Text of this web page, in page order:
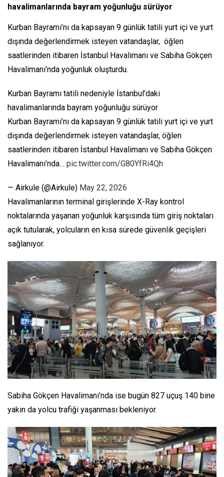
havalimanlarında bayram yoğunluğu sürüyor
Kurban Bayramı’nı da kapsayan 9 günlük tatili yurt içi ve yurt
dışında değerlendirmek isteyen vatandaşlar, öğlen
saatlerinden itibaren İstanbul Havalimanı ve Sabiha Gökçen
Havalimanı’nda yoğunluk oluşturdu.
Kurban Bayramı tatili nedeniyle İstanbul’daki
havalimanlarında bayram yoğunluğu sürüyor
Kurban Bayramı’nı da kapsayan 9 günlük tatili yurt içi ve yurt
dışında değerlendirmek isteyen vatandaşlar, öğlen
saatlerinden itibaren İstanbul Havalimanı ve Sabiha Gökçen
Havalimanı’nda… pic.twitter.com/G80YfRi4Qh
— Airkule (@Airkule) May 22, 2026
Havalimanlarının terminal girişlerinde X-Ray kontrol
noktalarında yaşanan yoğunluk karşısında tüm giriş noktaları
açık tutularak, yolcuların en kısa sürede güvenlik geçişleri
sağlanıyor.
Sabiha Gökçen Havalimanı’nda ise bugün 827 uçuş 140 bine
yakın da yolcu trafiği yaşanması bekleniyor.